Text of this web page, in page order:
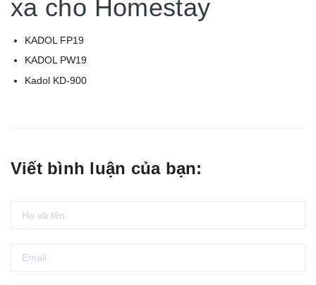
xa cho Homestay
KADOL FP19
KADOL PW19
Kadol KD-900
Viết bình luận của bạn: